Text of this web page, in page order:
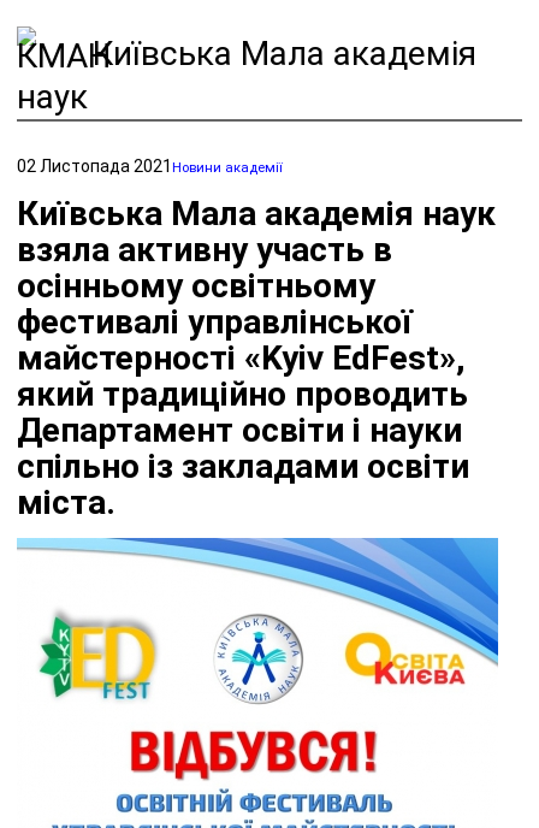
Київська Мала академія
наук
02 Листопада 2021 Новини академії
Київська Мала академія наук
взяла активну участь в
осінньому освітньому
фестивалі управлінської
майстерності «Kyiv EdFest»,
який традиційно проводить
Департамент освіти і науки
спільно із закладами освіти
міста.